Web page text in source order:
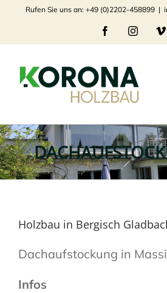
springen
Rufen Sie uns an: +49 (0)2202-458899 |
Facebook
Holzbau in Bergisch
Dachaufstockung in
Infos